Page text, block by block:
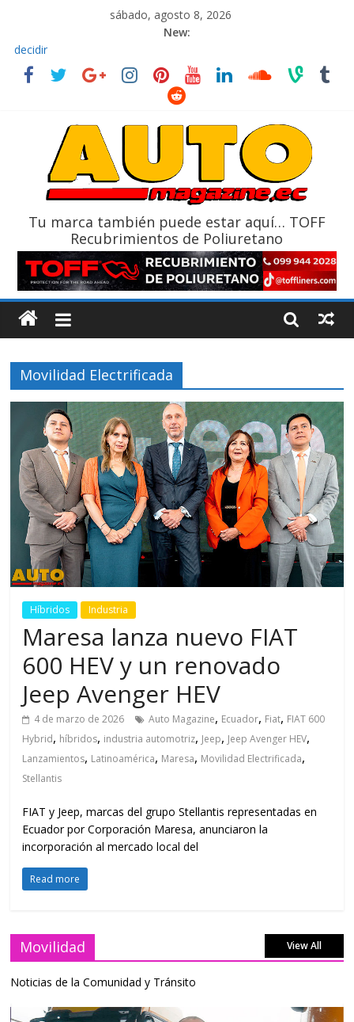
sábado, agosto 8, 2026
New:
El costo de tener un vehículo gana protagonismo a la hora de
decidir
Ultima película ‘Spider‑Man: Brand New Day’ pone en escena a
La Vuelta al Ecuador 2026, edición 47ª, recorre 7 provincias en 8
La FEDAK recibe 12 Sinotruk Bolden para cubrir las rutas de La
Tu marca también puede estar aquí… TOFF
Recubrimientos de Poliuretano
Movilidad Electrificada
Híbridos Industria
Maresa lanza nuevo FIAT
600 HEV y un renovado
Jeep Avenger HEV
4 de marzo de 2026 Auto Magazine, Ecuador, Fiat, FIAT 600
Hybrid, híbridos, industria automotriz, Jeep, Jeep Avenger HEV,
Lanzamientos, Latinoamérica, Maresa, Movilidad Electrificada,
Stellantis
FIAT y Jeep, marcas del grupo Stellantis representadas en
Ecuador por Corporación Maresa, anunciaron la
incorporación al mercado local del
Read more
Movilidad View All
Noticias de la Comunidad y Tránsito